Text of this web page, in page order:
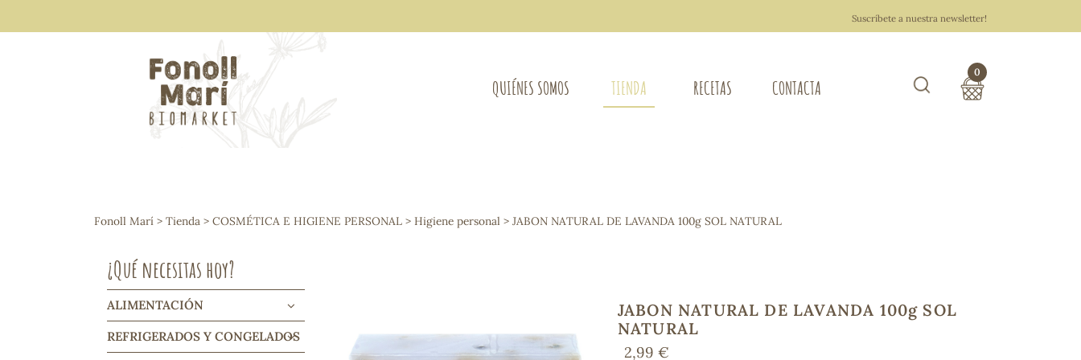
Suscríbete a nuestra newsletter!
QUIÉNES SOMOS TIENDA
Arroces y legumbres
Frutos secos y snacks
Cereales, mueslis, hinchados y crujientes
Galletas y dulces
Vinos y cavas
Condimentos y salsas
Harinas y sémolas
Pasta
Osteo-articular
Mujer
Ácidos Grasos
Depurativos
RECETAS CONTACTA
0
Fonoll Marí > Tienda > COSMÉTICA E HIGIENE PERSONAL > Higiene personal > JABON NATURAL DE LAVANDA 100g SOL NATURAL
¿Qué necesitas hoy?
ALIMENTACIÓN
REFRIGERADOS Y CONGELADOS
JABON NATURAL DE LAVANDA 100g SOL
NATURAL
2,99 €